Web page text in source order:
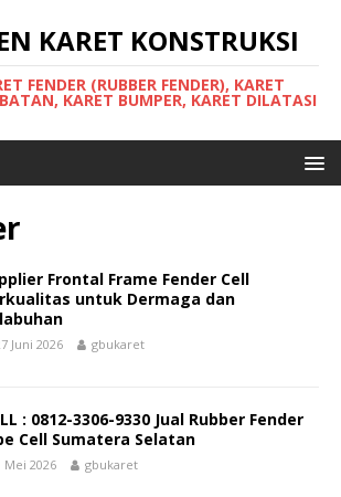
KARET KONSTRUKSI
FENDER (RUBBER FENDER), KARET
KARET BUMPER, KARET DILATASI
Frontal Frame Fender Cell
untuk Dermaga dan
Juni 2026 gbukaret
: 0812-3306-9330 Jual Rubber Fender
Cell Sumatera Selatan
Mei 2026 gbukaret